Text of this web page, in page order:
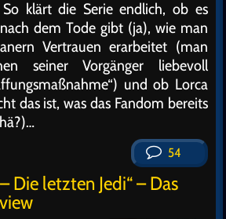
klärt die Serie endlich, ob es
dem Tode gibt (ja), wie man
Vertrauen erarbeitet (man
seiner Vorgänger liebevoll
und ob Lorca
das ist, was das Fandom bereits
54
Die letzten Jedi“ – Das